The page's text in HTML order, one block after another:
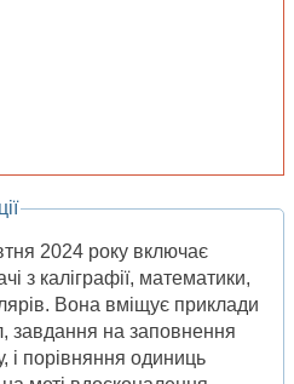
2024 року включає
з каліграфії, математики,
Вона вміщує приклади
завдання на заповнення
і порівняння одиниць